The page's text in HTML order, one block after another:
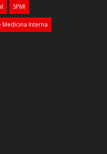
SPMI
Medicina Interna